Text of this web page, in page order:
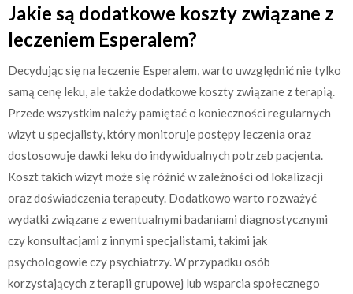
Jakie są dodatkowe koszty związane z
leczeniem Esperalem?
Decydując się na leczenie Esperalem, warto uwzględnić nie tylko
samą cenę leku, ale także dodatkowe koszty związane z terapią.
Przede wszystkim należy pamiętać o konieczności regularnych
wizyt u specjalisty, który monitoruje postępy leczenia oraz
dostosowuje dawki leku do indywidualnych potrzeb pacjenta.
Koszt takich wizyt może się różnić w zależności od lokalizacji
oraz doświadczenia terapeuty. Dodatkowo warto rozważyć
wydatki związane z ewentualnymi badaniami diagnostycznymi
czy konsultacjami z innymi specjalistami, takimi jak
psychologowie czy psychiatrzy. W przypadku osób
korzystających z terapii grupowej lub wsparcia społecznego